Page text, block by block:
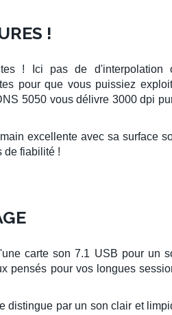
!
! Ici pas de d'interpolation
pour que vous puissiez
5050vous délivre 3000 dpi
excellente avec sa surface
de fiabilité !
carte son 7.1 USB pour un
pensés pour vos longues
distingue par un son clair et